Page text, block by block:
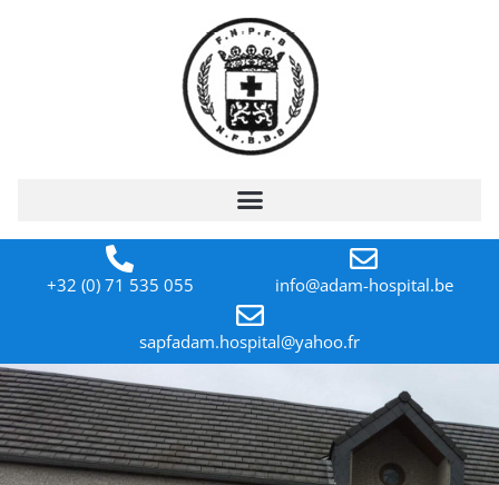
+32 (0) 71 535 055 info@adam-hospital.be
sapfadam.hospital@yahoo.fr